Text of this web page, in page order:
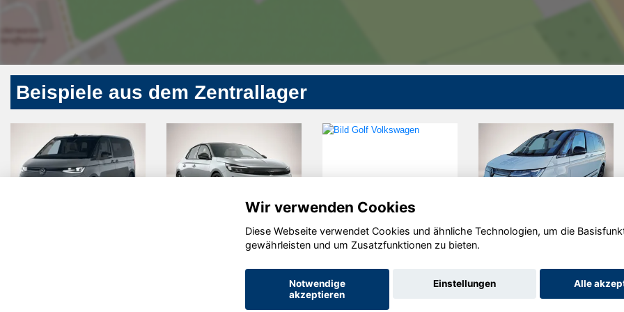
Beispiele aus dem Zentrallager
Volkswagen
Golf
Volkswagen
T7 Multivan
Wir verwenden Cookies
Diese Webseite verwendet Cookies und ähnliche Technologien, um die
gewährleisten und um Zusatzfunktionen zu bieten.
Notwendige
akzeptieren
Einstellungen Alle